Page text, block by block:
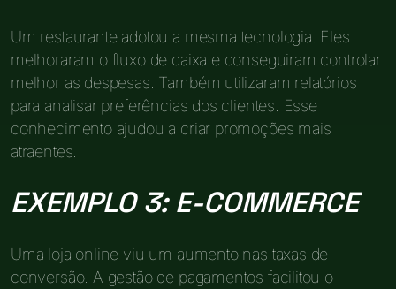
Um restaurante adotou a mesma tecnologia. Eles
melhoraram o fluxo de caixa e conseguiram controlar
melhor as despesas. Também utilizaram relatórios
para analisar preferências dos clientes. Esse
conhecimento ajudou a criar promoções mais
atraentes.
EXEMPLO 3: E-COMMERCE
Uma loja online viu um aumento nas taxas de
conversão. A gestão de pagamentos facilitou o